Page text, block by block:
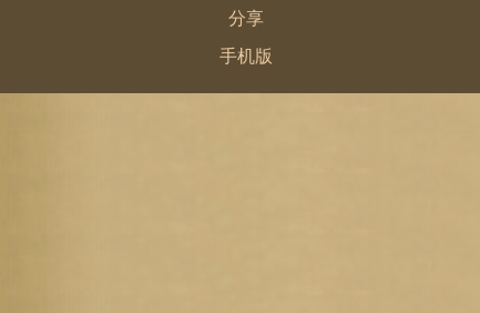
分享
手机版